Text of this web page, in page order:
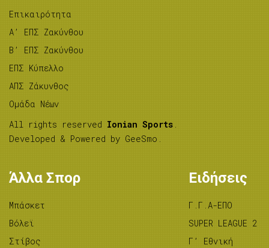
Επικαιρότητα
A’ ΕΠΣ Ζακύνθου
B’ ΕΠΣ Ζακύνθου
ΕΠΣ Κύπελλο
ΑΠΣ Ζάκυνθος
Ομάδα Νέων
All rights reserved Ionian Sports .
Developed & Powered by GeeSmo .
Άλλα Σπορ
Μπάσκετ
Βόλεϊ
Στίβος
Ειδήσεις
Γ.Γ.Α-ΕΠΟ
SUPER LEAGUE 2
Γ’ Εθνική